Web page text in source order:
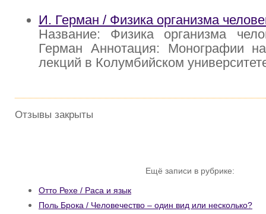
И. Герман / Физика организма
Название: Физика организма
Герман Аннотация: Монографии
лекций в Колумбийском
Отзывы закрыты
Ещё записи в рубрике:
Отто Рехе / Раса и язык
Поль Брока / Человечество – один вид или несколько?